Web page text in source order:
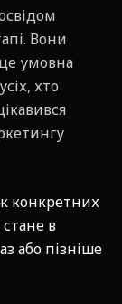
Вони
умовна
хто
конкретних
в
або пізніше